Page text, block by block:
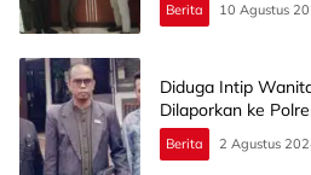
Berita 10 Agustus
Diduga Intip
Dilaporkan ke
Berita 2 Agustus